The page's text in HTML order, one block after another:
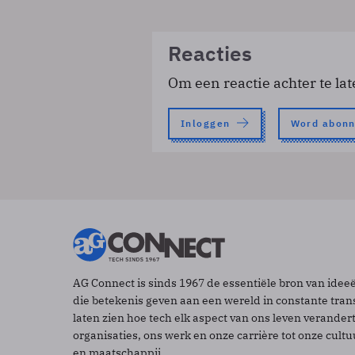
Reacties
Om een reactie achter te
Inloggen Word
AG Connect is sinds 1967 de essentiële bron van
die betekenis geven aan een wereld in constante
laten zien hoe tech elk aspect van ons leven
organisaties, ons werk en onze carrière tot onze